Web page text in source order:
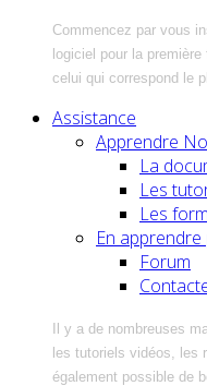
Commencez par vous
logiciel pour la
celui qui correspond le
Assistance
Apprendre
La
Les
Les
En apprendre
Forum
Il y a de nombreuses
les tutoriels vidéos, les
également possible de